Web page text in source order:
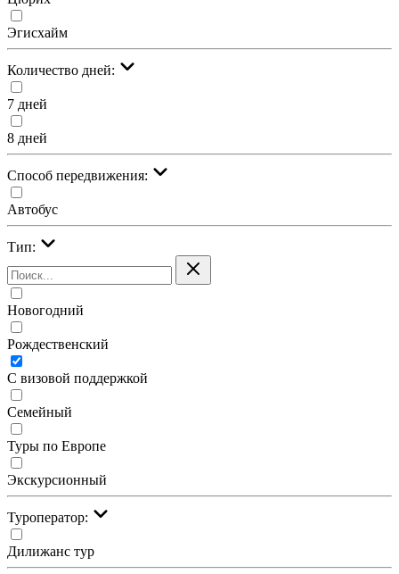
Эгисхайм
Количество дней:
7 дней
8 дней
Cпособ передвижения:
Автобус
Тип:
Новогодний
Рождественский
С визовой поддержкой
Семейный
Туры по Европе
Экскурсионный
Туроператор:
Дилижанс тур